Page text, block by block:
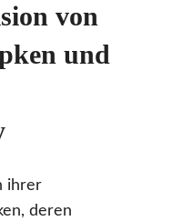
von
und
ihrer
deren